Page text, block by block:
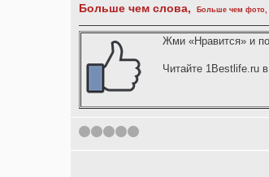
Больше чем слова, Больше чем фото,
Жми «Нравится» и
Читайте 1Bestlife.ru в
1 2 3 4